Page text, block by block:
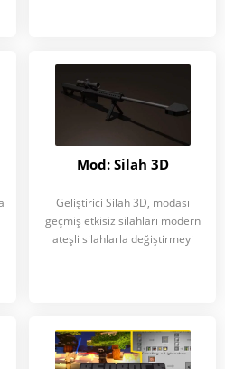
Mod: Silah 3D
Geliştirici Silah 3D, modası
geçmiş etkisiz silahları modern
ateşli silahlarla değiştirmeyi